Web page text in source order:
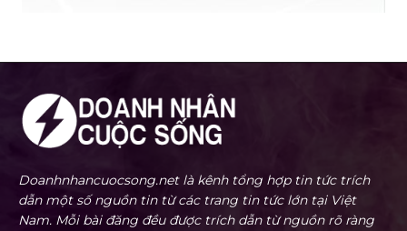
Doanhnhancuocsong.net là kênh tổng hợp tin tức trích
dẫn một số nguồn tin từ các trang tin tức lớn tại Việt
Nam. Mỗi bài đăng đều được trích dẫn từ nguồn rõ ràng